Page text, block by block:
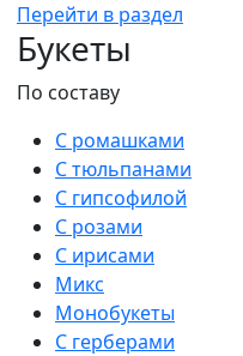
Перейти в раздел
Букеты
По составу
С ромашками
С тюльпанами
С гипсофилой
С розами
С ирисами
Микс
Монобукеты
С герберами